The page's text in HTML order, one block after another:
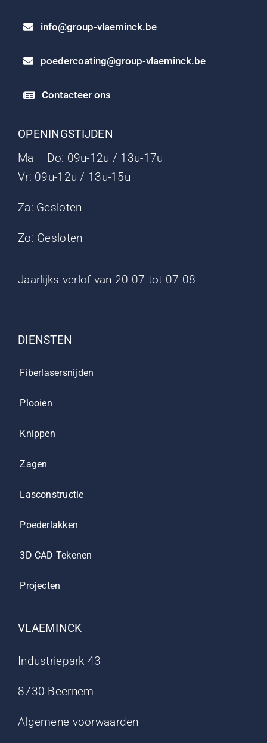
info@group-vlaeminck.be
poedercoating@group-vlaeminck.be
Contacteer ons
OPENINGSTIJDEN
Ma – Do: 09u-12u / 13u-17u
Vr: 09u-12u / 13u-15u
Za: Gesloten
Zo: Gesloten
Jaarlijks verlof van 20-07 tot 07-08
DIENSTEN
Fiberlasersnijden
Plooien
Knippen
Zagen
Lasconstructie
Poederlakken
3D CAD Tekenen
Projecten
VLAEMINCK
Industriepark 43
8730 Beernem
Algemene voorwaarden